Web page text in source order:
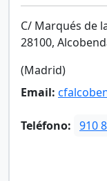
C/ Marqués de
28100,
(Madrid)
Email:
Teléfono: 910